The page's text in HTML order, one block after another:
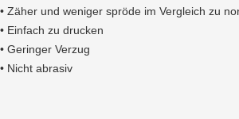
• Zäher und weniger spröde im Vergleich zu
• Einfach zu drucken
• Geringer Verzug
• Nicht abrasiv